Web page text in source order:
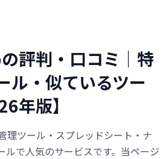
評判・口コミ｜特
ル・似ているツー
年版】
理ツール・スプレッドシート・ナ
ルで人気のサービスです。当ページ